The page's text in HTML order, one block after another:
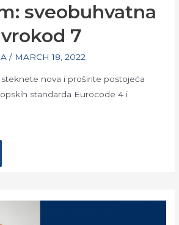
sveobuhvatna
7
/ MARCH 18, 2022
nova i proširite postojeća
standarda Eurocode 4 i